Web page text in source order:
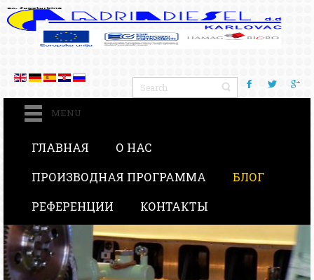
MENU
ГЛАВНАЯ
О НАС
ПРОИЗВОДНАЯ ПРОГРАММА
БЛОГ
РЕФЕРЕНЦИИ
КОНТАКТЫ